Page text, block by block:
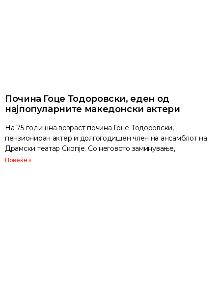
Почина Гоце Тодоровски, еден од
најпопуларните македонски актери
На 75-годишна возраст почина Гоце Тодоровски,
пензиониран актер и долгогодишен член на ансамблот на
Драмски театар Скопје. Со неговото заминување,
Повеќе »